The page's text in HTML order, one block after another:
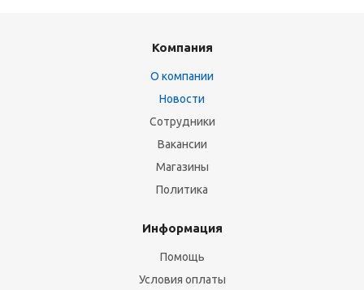
Компания
О компании
Новости
Сотрудники
Вакансии
Магазины
Политика
Информация
Помощь
Условия оплаты